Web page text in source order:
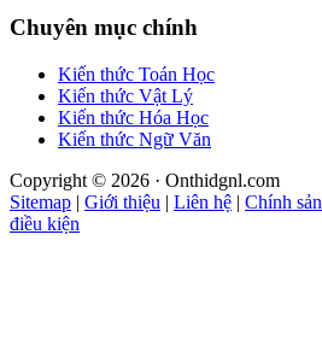
Chuyên mục chính
Kiến thức Toán Học
Kiến thức Vật Lý
Kiến thức Hóa Học
Kiến thức Ngữ Văn
Copyright © 2026 · Onthidgnl.com
Sitemap | Giới thiệu | Liên hệ | Chính
điều kiện